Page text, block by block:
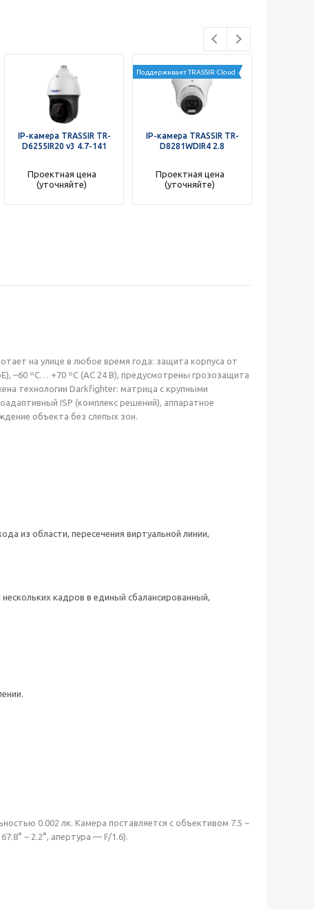
IP-камера TRASSIR TR-
D6255IR20 v3 4.7-141
Проектная цена
(уточняйте)
Поддерживает TRASSIR Cloud
IP-камера TRASSIR TR-
D8281WDIR4 2.8
Проектная цена
(уточняйте)
на улице в любое время года: защита корпуса от
–60 ºС… +70 ºС (AC 24 В), предусмотрены грозозащита
технологии Darkfighter: матрица с крупными
ISP (комплекс решений), аппаратное
объекта без слепых зон.
из области, пересечения виртуальной линии,
кадров в единый сбалансированный,
0.002 лк. Камера поставляется с объективом 7.5 ~
~ 2.2°, апертура — F/1.6).